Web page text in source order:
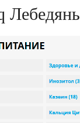
Лебедянь